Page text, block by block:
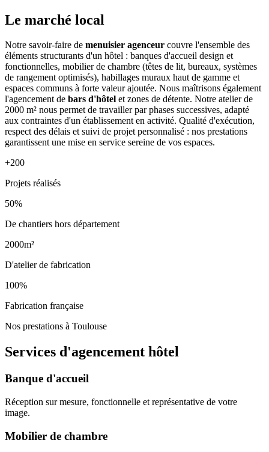
Le marché local
Notre savoir-faire de menuisier agenceur couvre l'ensemble des
éléments structurants d'un hôtel : banques d'accueil design et
fonctionnelles, mobilier de chambre (têtes de lit, bureaux, systèmes
de rangement optimisés), habillages muraux haut de gamme et
espaces communs à forte valeur ajoutée. Nous maîtrisons également
l'agencement de bars d'hôtel et zones de détente. Notre atelier de
2000 m² nous permet de travailler par phases successives, adapté
aux contraintes d'un établissement en activité. Qualité d'exécution,
respect des délais et suivi de projet personnalisé : nos prestations
garantissent une mise en service sereine de vos espaces.
+200
Projets réalisés
50%
De chantiers hors département
2000m²
D'atelier de fabrication
100%
Fabrication française
Nos prestations à Toulouse
Services d'agencement hôtel
Banque d'accueil
Réception sur mesure, fonctionnelle et représentative de votre
image.
Mobilier de chambre